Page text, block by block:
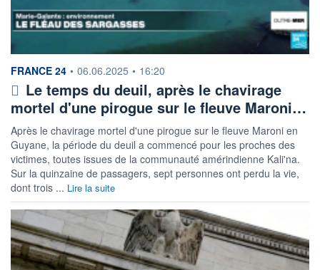
information fournie par
FRANCE 24 • 06.06.2025 • 16:20
Le temps du deuil, après le chavirage
mortel d'une pirogue sur le fleuve Maroni…
Après le chavirage mortel d'une pirogue sur le fleuve Maroni en
Guyane, la période du deuil a commencé pour les proches des
victimes, toutes issues de la communauté amérindienne Kali'na.
Sur la quinzaine de passagers, sept personnes ont perdu la vie,
dont trois ... Lire la suite